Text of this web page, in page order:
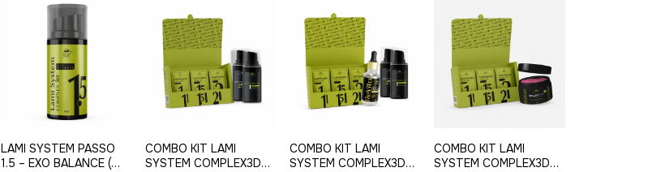
LAMI SYSTEM PASSO
1.5 – EXO BALANCE (
COMBO KIT LAMI
SYSTEM COMPLEX3D
COMBO KIT LAMI
SYSTEM COMPLEX3D
COMBO KIT LAMI
SYSTEM COMPLEX3D